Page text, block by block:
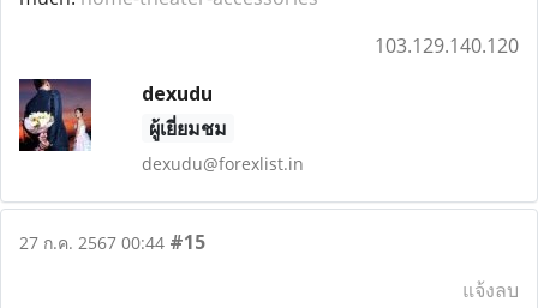
103.129.140.120
dexudu
ผู้เยี่ยมชม
dexudu@forexlist.in
27 ก.ค. 2567 00:44 #15
แจ้งลบ